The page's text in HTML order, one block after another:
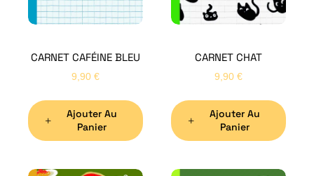
CARNET CAFÉINE BLEU
9,90 €
Ajouter Au
Panier
CARNET CHAT
9,90 €
Ajouter Au
Panier